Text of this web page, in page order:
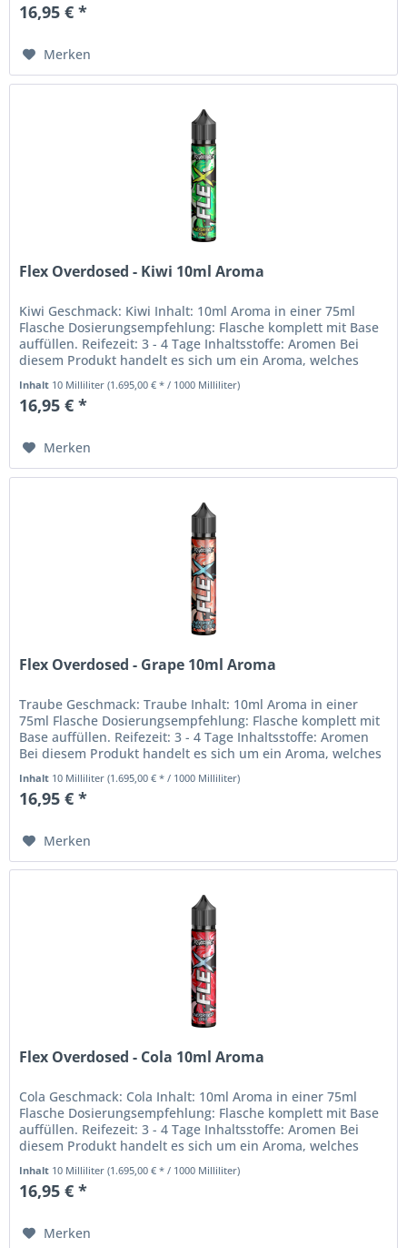
16,95 € *
Merken
Flex Overdosed - Kiwi 10ml Aroma
Kiwi Geschmack: Kiwi Inhalt: 10ml Aroma in einer 75ml
Flasche Dosierungsempfehlung: Flasche komplett mit Base
auffüllen. Reifezeit: 3 - 4 Tage Inhaltsstoffe: Aromen Bei
diesem Produkt handelt es sich um ein Aroma, welches
nicht zum pur...
Inhalt 10 Milliliter(1.695,00 € * / 1000 Milliliter)
16,95 € *
Merken
Flex Overdosed - Grape 10ml Aroma
Traube Geschmack: Traube Inhalt: 10ml Aroma in einer
75ml Flasche Dosierungsempfehlung: Flasche komplett mit
Base auffüllen. Reifezeit: 3 - 4 Tage Inhaltsstoffe: Aromen
Bei diesem Produkt handelt es sich um ein Aroma, welches
Inhalt 10 Milliliter(1.695,00 € * / 1000 Milliliter)
16,95 € *
Merken
Flex Overdosed - Cola 10ml Aroma
Cola Geschmack: Cola Inhalt: 10ml Aroma in einer 75ml
Flasche Dosierungsempfehlung: Flasche komplett mit Base
auffüllen. Reifezeit: 3 - 4 Tage Inhaltsstoffe: Aromen Bei
diesem Produkt handelt es sich um ein Aroma, welches
nicht zum pur...
Inhalt 10 Milliliter(1.695,00 € * / 1000 Milliliter)
16,95 € *
Merken